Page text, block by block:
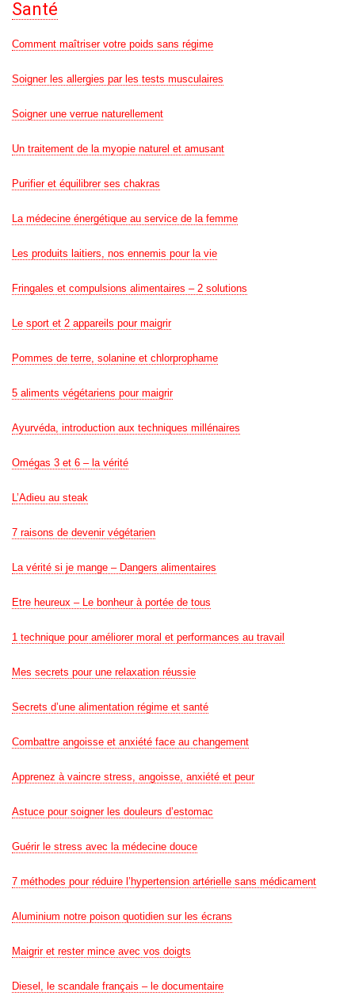
Santé
Comment maîtriser votre poids sans régime
Soigner les allergies par les tests musculaires
Soigner une verrue naturellement
Un traitement de la myopie naturel et amusant
Purifier et équilibrer ses chakras
La médecine énergétique au service de la femme
Les produits laitiers, nos ennemis pour la vie
Fringales et compulsions alimentaires – 2 solutions
Le sport et 2 appareils pour maigrir
Pommes de terre, solanine et chlorprophame
5 aliments végétariens pour maigrir
Ayurvéda, introduction aux techniques millénaires
Omégas 3 et 6 – la vérité
L’Adieu au steak
7 raisons de devenir végétarien
La vérité si je mange – Dangers alimentaires
Etre heureux – Le bonheur à portée de tous
1 technique pour améliorer moral et performances au travail
Mes secrets pour une relaxation réussie
Secrets d’une alimentation régime et santé
Combattre angoisse et anxiété face au changement
Apprenez à vaincre stress, angoisse, anxiété et peur
Astuce pour soigner les douleurs d’estomac
Guérir le stress avec la médecine douce
7 méthodes pour réduire l’hypertension artérielle sans médicament
Aluminium notre poison quotidien sur les écrans
Maigrir et rester mince avec vos doigts
Diesel, le scandale français – le documentaire